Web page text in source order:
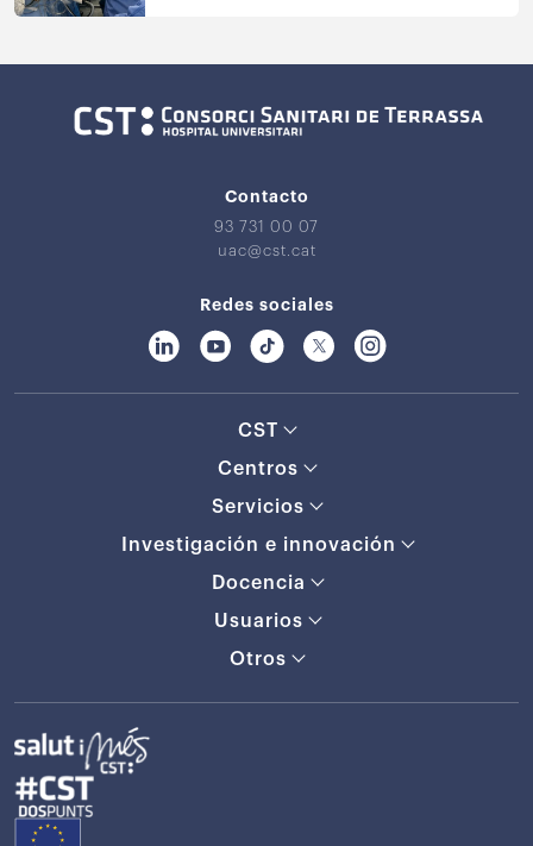
Contacto
93 731 00 07
uac@cst.cat
Redes sociales
CST
Centros
Servicios
Investigación e innovación
Docencia
Usuarios
Otros